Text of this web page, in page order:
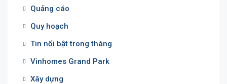
Quảng cáo
Quy hoạch
Tin nổi bật trong tháng
Vinhomes Grand Park
Xây dựng